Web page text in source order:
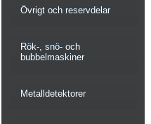
Övrigt och reservdelar
Rök-, snö- och
bubbelmaskiner
Metalldetektorer